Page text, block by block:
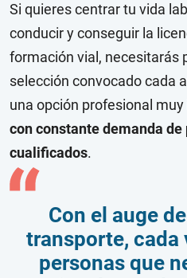
Si quieres centrar tu vida
conducir y conseguir la
formación vial, necesitarás
selección convocado cada
una opción profesional
con constante demanda
cualificados.
Con el auge
transporte, cada
personas que